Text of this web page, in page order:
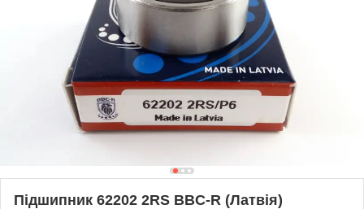
Підшипник 62202 2RS BBC-R (Латвія)